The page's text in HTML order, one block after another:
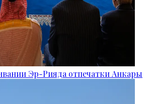
Эр-Рияда отпечатки Анкары